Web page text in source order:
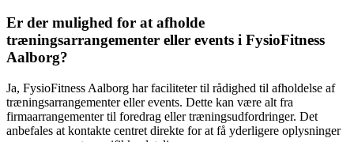
Er der mulighed for at afholde
træningsarrangementer eller events i FysioFitness
Aalborg?
Ja, FysioFitness Aalborg har faciliteter til rådighed til afholdelse af
træningsarrangementer eller events. Dette kan være alt fra
firmaarrangementer til foredrag eller træningsudfordringer. Det
anbefales at kontakte centret direkte for at få yderligere oplysninger